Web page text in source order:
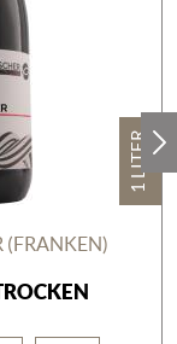
1 LITER
(FRANKEN)